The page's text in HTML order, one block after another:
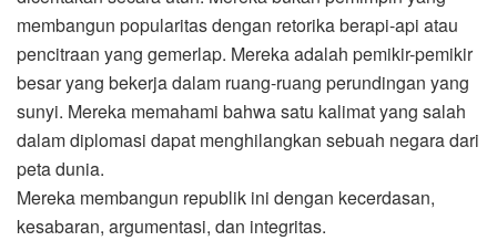
membangun popularitas dengan retorika berapi-api atau
pencitraan yang gemerlap. Mereka adalah pemikir-pemikir
besar yang bekerja dalam ruang-ruang perundingan yang
sunyi. Mereka memahami bahwa satu kalimat yang salah
dalam diplomasi dapat menghilangkan sebuah negara dari
peta dunia.
Mereka membangun republik ini dengan kecerdasan,
kesabaran, argumentasi, dan integritas.